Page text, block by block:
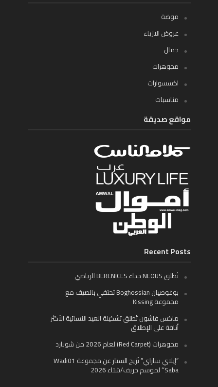
موضة
عروض الازياء
جمال
مجوهرات
اكسسوارات
مناسبات
مواقع صديقة
Recent Posts
تُطلق NEOUS حذاء BERENICES الرياضي
بوغوصيان Boghossian تحتفي بالصيف مع
مجموعة Kissing
ماكس فاشون تُطلق تشكيلة العيد النسائية الأكثر
أناقة على الإطلاق
مجوهرات (Red Carpet) لعام 2026 من شوبارد
“إيلاي ساراي” تُزيح الستار عن مجموعة Wadi01
‘Saba’ لموسم خريف/شتاء 2026